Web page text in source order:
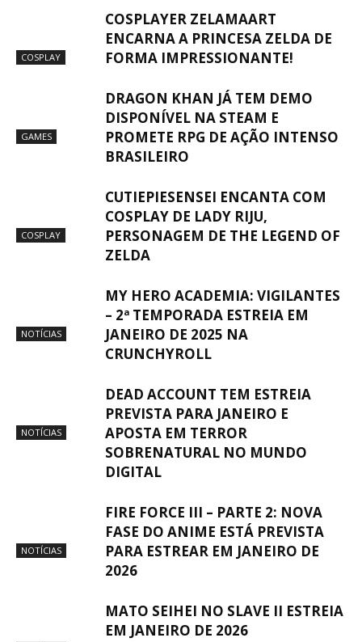
COSPLAY
COSPLAYER ZELAMAART
ENCARNA A PRINCESA ZELDA DE
FORMA IMPRESSIONANTE!
GAMES
DRAGON KHAN JÁ TEM DEMO
DISPONÍVEL NA STEAM E
PROMETE RPG DE AÇÃO INTENSO
BRASILEIRO
COSPLAY
CUTIEPIESENSEI ENCANTA COM
COSPLAY DE LADY RIJU,
PERSONAGEM DE THE LEGEND OF
ZELDA
NOTÍCIAS
MY HERO ACADEMIA: VIGILANTES
– 2ª TEMPORADA ESTREIA EM
JANEIRO DE 2025 NA
CRUNCHYROLL
NOTÍCIAS
DEAD ACCOUNT TEM ESTREIA
PREVISTA PARA JANEIRO E
APOSTA EM TERROR
SOBRENATURAL NO MUNDO
DIGITAL
NOTÍCIAS
FIRE FORCE III – PARTE 2: NOVA
FASE DO ANIME ESTÁ PREVISTA
PARA ESTREAR EM JANEIRO DE
2026
MATO SEIHEI NO SLAVE II ESTREIA
EM JANEIRO DE 2026